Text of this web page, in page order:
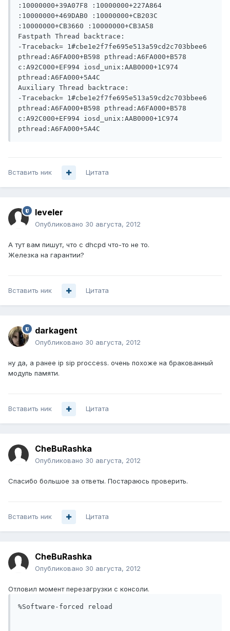
:10000000+39A07F8 :10000000+227A864
:10000000+469DAB0 :10000000+CB203C
:10000000+CB3660 :10000000+CB3A58
Fastpath Thread backtrace:
-Traceback= 1#cbe1e2f7fe695e513a59cd2c703bbee6
pthread:A6FA000+B598 pthread:A6FA000+B578
c:A92C000+EF994 iosd_unix:AAB0000+1C974
pthread:A6FA000+5A4C
Auxiliary Thread backtrace:
-Traceback= 1#cbe1e2f7fe695e513a59cd2c703bbee6
pthread:A6FA000+B598 pthread:A6FA000+B578
c:A92C000+EF994 iosd_unix:AAB0000+1C974
Вставить ник Цитата
leveler
Опубликовано 30 августа, 2012
А тут вам пишут, что с dhcpd что-то не то.
Железка на гарантии?
Вставить ник Цитата
darkagent
Опубликовано 30 августа, 2012
ну да, а ранее ip sip proccess. очень похоже на бракованный
модуль памяти.
Вставить ник Цитата
CheBuRashka
Опубликовано 30 августа, 2012
Спасибо большое за ответы. Постараюсь проверить.
Вставить ник Цитата
CheBuRashka
Опубликовано 30 августа, 2012
Отловил момент перезагрузки с консоли.
%Software-forced reload